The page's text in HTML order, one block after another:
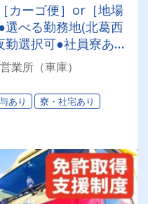
カーゴ便］or［地場
べる勤務地(北葛西
選択可●社員寮あり
度あり ●入社祝い
業所（車庫）
あり 寮・社宅あり